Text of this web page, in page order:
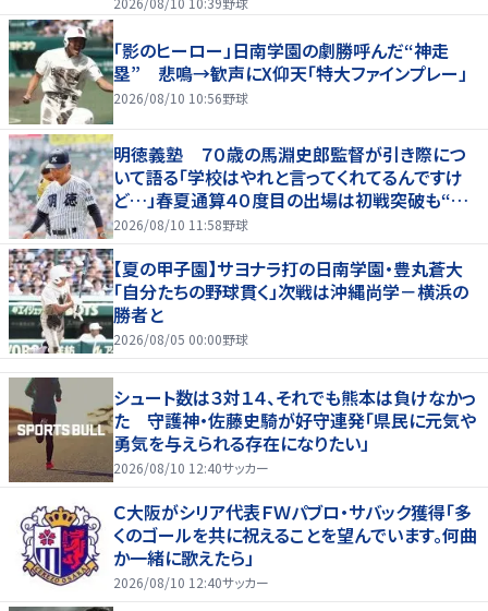
「影のヒーロー」日南学園の劇勝呼んだ“神走
塁” 悲鳴→歓声にX仰天「特大ファインプレー」
2026/08/10 10:56野球
明徳義塾 ７０歳の馬淵史郎監督が引き際につ
いて語る「学校はやれと言ってくれてるんですけ
ど…」春夏通算４０度目の出場は初戦突破も“馬
淵節”炸裂
2026/08/10 11:58野球
【夏の甲子園】サヨナラ打の日南学園・豊丸蒼大
「自分たちの野球貫く」次戦は沖縄尚学－横浜の
勝者と
2026/08/05 00:00野球
シュート数は３対１４、それでも熊本は負けなかっ
た 守護神・佐藤史騎が好守連発「県民に元気や
勇気を与えられる存在になりたい」
2026/08/10 12:40サッカー
Ｃ大阪がシリア代表ＦＷパブロ・サバック獲得「多
くのゴールを共に祝えることを望んでいます。何曲
か一緒に歌えたら」
2026/08/10 12:40サッカー